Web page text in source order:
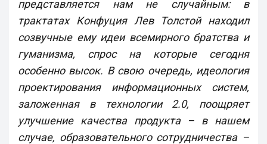
представляется нам не случайным: в
трактатах Конфуция Лев Толстой находил
созвучные ему идеи всемирного братства и
гуманизма, спрос на которые сегодня
особенно высок. В свою очередь, идеология
проектирования информационных систем,
заложенная в технологии 2.0, поощряет
улучшение качества продукта – в нашем
случае, образовательного сотрудничества –